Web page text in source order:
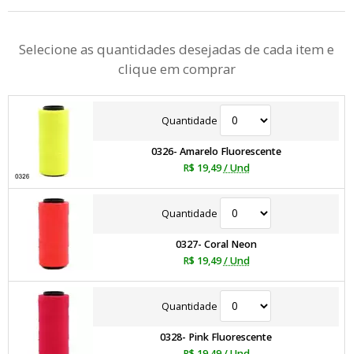
Selecione as quantidades desejadas de cada item e
clique em comprar
Quantidade
0326- Amarelo Fluorescente
R$ 19,49 / Und
Quantidade
0327- Coral Neon
R$ 19,49 / Und
Quantidade
0328- Pink Fluorescente